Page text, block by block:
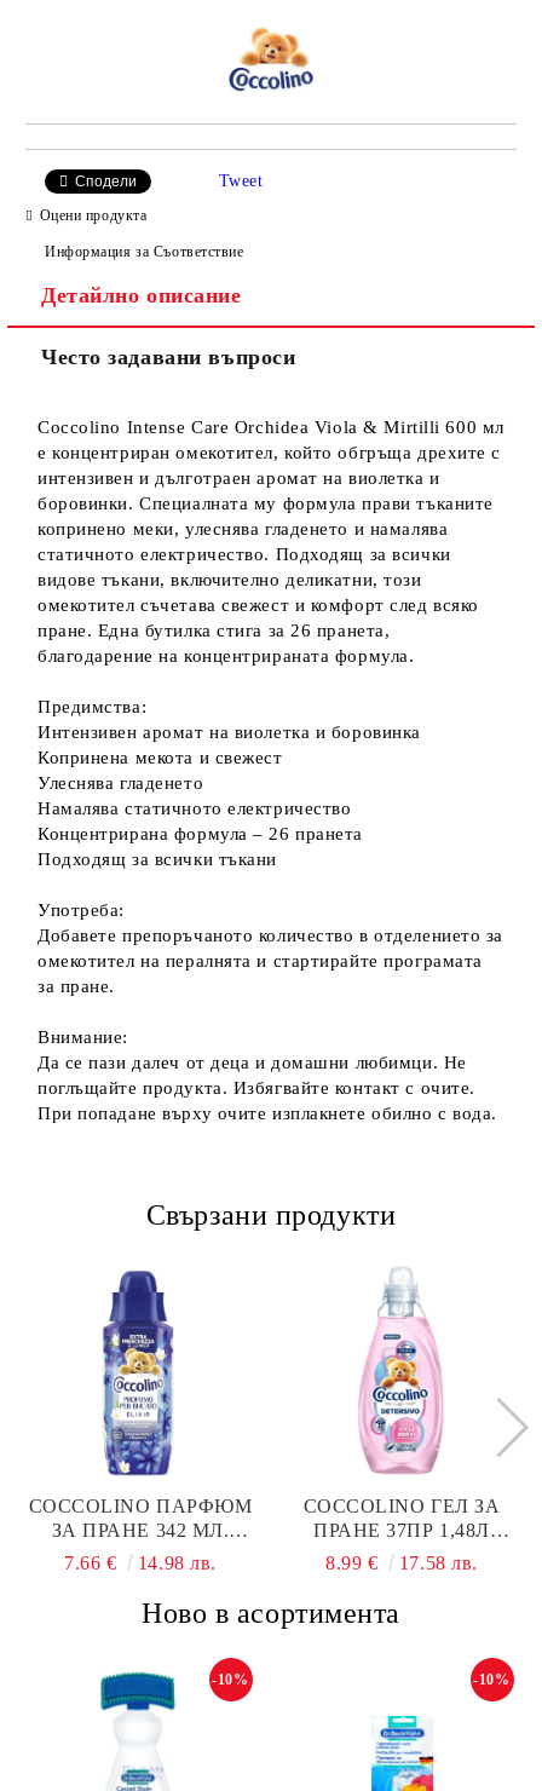
Сподели Tweet
Оцени продукта
Информация за Съответствие
Детайлно описание
Често задавани въпроси
Coccolino Intense Care Orchidea Viola & Mirtilli 600 мл
е концентриран омекотител, който обгръща дрехите с
интензивен и дълготраен аромат на виолетка и
боровинки. Специалната му формула прави тъканите
копринено меки, улеснява гладенето и намалява
статичното електричество. Подходящ за всички
видове тъкани, включително деликатни, този
омекотител съчетава свежест и комфорт след всяко
пране. Една бутилка стига за 26 пранета,
благодарение на концентрираната формула.
Предимства:
Интензивен аромат на виолетка и боровинка
Копринена мекота и свежест
Улеснява гладенето
Намалява статичното електричество
Концентрирана формула – 26 пранета
Подходящ за всички тъкани
Употреба:
Добавете препоръчаното количество в отделението за
омекотител на пералнята и стартирайте програмата
за пране.
Внимание:
Да се пази далеч от деца и домашни любимци. Не
поглъщайте продукта. Избягвайте контакт с очите.
При попадане върху очите изплакнете обилно с вода.
Свързани продукти
COCCOLINO ПАРФЮМ
ЗА ПРАНЕ 342 МЛ.
CAMPANULA &
7.66 € 14.98 лв.
COCCOLINO ГЕЛ ЗА
ПРАНЕ 37ПР 1,48Л
ДЕЛИКАТНИ ULTRA
8.99 € 17.58 лв.
Ново в асортимента
-10% -10%